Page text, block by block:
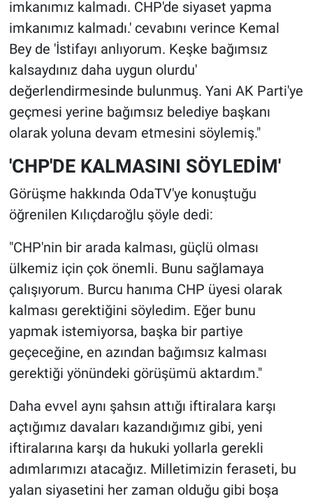
imkanımız kalmadı. CHP'de siyaset yapma
imkanımız kalmadı.' cevabını verince Kemal
Bey de 'İstifayı anlıyorum. Keşke bağımsız
kalsaydınız daha uygun olurdu'
değerlendirmesinde bulunmuş. Yani AK Parti'ye
geçmesi yerine bağımsız belediye başkanı
olarak yoluna devam etmesini söylemiş."
'CHP'DE KALMASINI SÖYLEDİM'
Görüşme hakkında OdaTV'ye konuştuğu
öğrenilen Kılıçdaroğlu şöyle dedi:
"CHP'nin bir arada kalması, güçlü olması
ülkemiz için çok önemli. Bunu sağlamaya
çalışıyorum. Burcu hanıma CHP üyesi olarak
kalması gerektiğini söyledim. Eğer bunu
yapmak istemiyorsa, başka bir partiye
geçeceğine, en azından bağımsız kalması
gerektiği yönündeki görüşümü aktardım."
Daha evvel aynı şahsın attığı iftiralara karşı
açtığımız davaları kazandığımız gibi, yeni
iftiralarına karşı da hukuki yollarla gerekli
adımlarımızı atacağız. Milletimizin feraseti, bu
yalan siyasetini her zaman olduğu gibi boşa